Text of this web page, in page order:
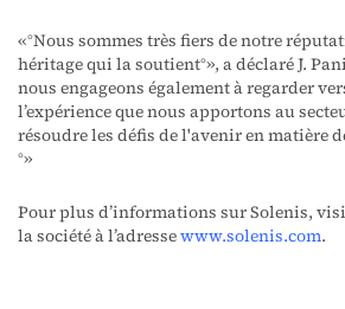
« ° Nous sommes très fiers de notre
héritage qui la soutient°», a déclaré J.
nous engageons également à regarder
l’expérience que nous apportons au
résoudre les défis de l'avenir en matière
°»
Pour plus d’informations sur Solenis,
la société à l’adressewww.solenis.com.